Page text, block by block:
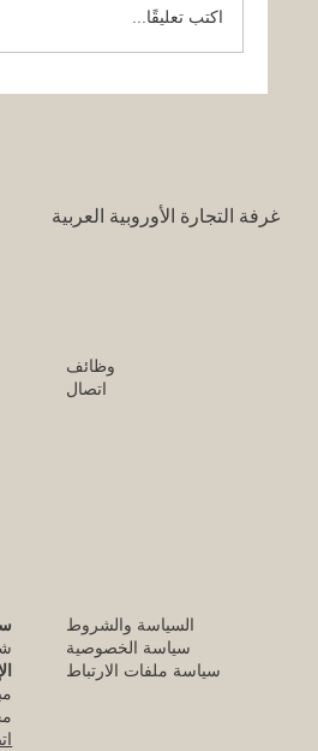
اكتب تعليقًا...
غرفة التجارة الأوروبية العربية
وظائف
اتصال
السياسة والشروط
سياسة الخصوصية
سياسة ملفات الارتباط
كلية الإمارات
الأوروبي المرموق